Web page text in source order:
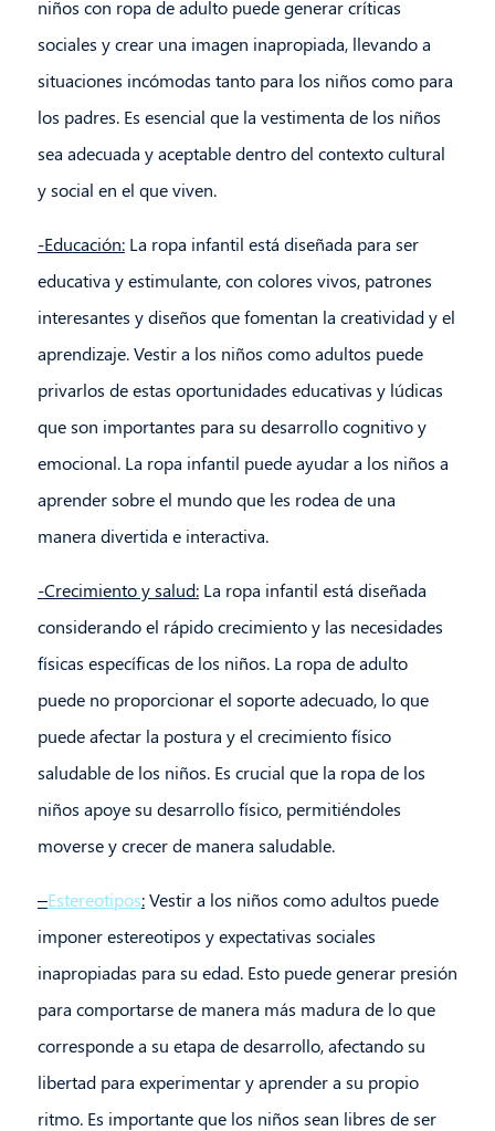
niños con ropa de adulto puede generar críticas
sociales y crear una imagen inapropiada, llevando a
situaciones incómodas tanto para los niños como para
los padres. Es esencial que la vestimenta de los niños
sea adecuada y aceptable dentro del contexto cultural
y social en el que viven.
-Educación:La ropa infantil está diseñada para ser
educativa y estimulante, con colores vivos, patrones
interesantes y diseños que fomentan la creatividad y el
aprendizaje. Vestir a los niños como adultos puede
privarlos de estas oportunidades educativas y lúdicas
que son importantes para su desarrollo cognitivo y
emocional. La ropa infantil puede ayudar a los niños a
aprender sobre el mundo que les rodea de una
manera divertida e interactiva.
-Crecimiento y salud:La ropa infantil está diseñada
considerando el rápido crecimiento y las necesidades
físicas específicas de los niños. La ropa de adulto
puede no proporcionar el soporte adecuado, lo que
puede afectar la postura y el crecimiento físico
saludable de los niños. Es crucial que la ropa de los
niños apoye su desarrollo físico, permitiéndoles
moverse y crecer de manera saludable.
–Estereotipos:Vestir a los niños como adultos puede
imponer estereotipos y expectativas sociales
inapropiadas para su edad. Esto puede generar presión
para comportarse de manera más madura de lo que
corresponde a su etapa de desarrollo, afectando su
libertad para experimentar y aprender a su propio
ritmo. Es importante que los niños sean libres de ser